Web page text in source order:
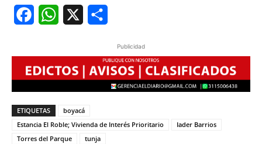
FacebookWhatsApp
Publicidad
ETIQUETAS
boyacá
Estancia El Roble; Vivienda de Interés Prioritario
Iader Barrios
Torres del Parque
tunja